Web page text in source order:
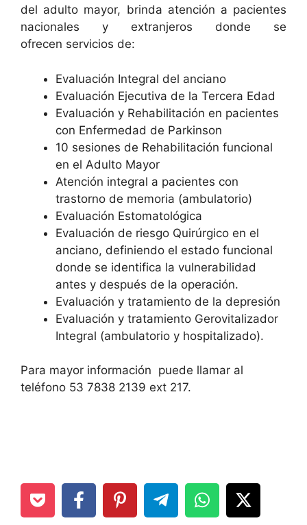
del adulto mayor, brinda atención a pacientes
nacionales y extranjeros donde se
ofrecen servicios de:
Evaluación Integral del anciano
Evaluación Ejecutiva de la Tercera Edad
Evaluación y Rehabilitación en pacientes
con Enfermedad de Parkinson
10 sesiones de Rehabilitación funcional
en el Adulto Mayor
Atención integral a pacientes con
trastorno de memoria (ambulatorio)
Evaluación Estomatológica
Evaluación de riesgo Quirúrgico en el
anciano, definiendo el estado funcional
donde se identifica la vulnerabilidad
antes y después de la operación.
Evaluación y tratamiento de la depresión
Evaluación y tratamiento Gerovitalizador
Integral (ambulatorio y hospitalizado).
Para mayor información puede llamar al
teléfono 53 7838 2139 ext 217.